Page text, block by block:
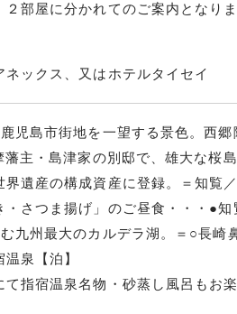
部屋に分かれてのご案内となりま
ネックス、又はホテルタイセイ
児島市街地を一望する景色。西郷
主・島津家の別邸で、雄大な桜
遺産の構成資産に登録。＝知覧
・さつま揚げ」のご昼食・・・●知
九州最大のカルデラ湖。＝○長崎
泉【泊】
指宿温泉名物・砂蒸し風呂もお楽